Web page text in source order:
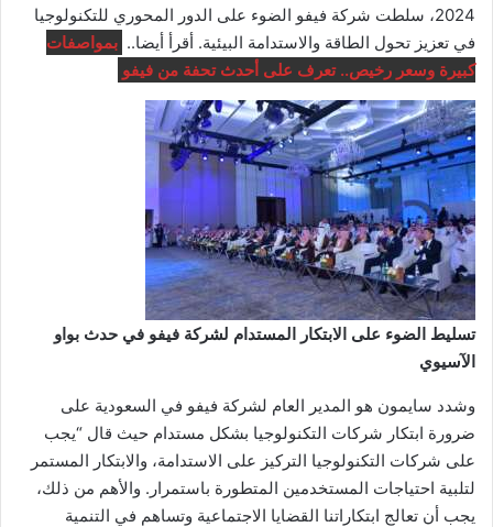
2024، سلطت شركة فيفو الضوء على الدور المحوري للتكنولوجيا
في تعزيز تحول الطاقة والاستدامة البيئية. أقرأ أيضا.. بمواصفات
كبيرة وسعر رخيص.. تعرف على أحدث تحفة من فيفو
تسليط الضوء على الابتكار المستدام لشركة فيفو في حدث بواو
الآسيوي
وشدد سايمون هو المدير العام لشركة فيفو في السعودية على
ضرورة ابتكار شركات التكنولوجيا بشكل مستدام حيث قال “يجب
على شركات التكنولوجيا التركيز على الاستدامة، والابتكار المستمر
لتلبية احتياجات المستخدمين المتطورة باستمرار. والأهم من ذلك،
يجب أن تعالج ابتكاراتنا القضايا الاجتماعية وتساهم في التنمية